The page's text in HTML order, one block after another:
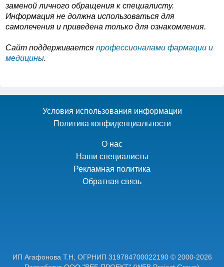
заменой личного обращения к специалисту.
Информация не должна использоваться для
самолечения и приведена только для ознакомления.
Cайт поддерживается профессионалами фармации и
медицины.
Условия использования информации
Политика конфиденциальности
О нас
Наши специалисты
Рекламная политика
Обратная связь
ИП Агафонова Т.Н, ОГРНИП 319784700022190 © 2000-2026